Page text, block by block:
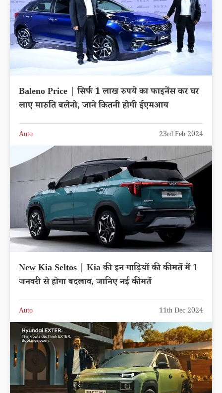
Baleno Price | सिर्फ 1 लाख रुपये का फाइनेंस कर घर
लाए मारुति बलेनो, जाने कितनी होगी ईएमआय
Auto 23rd Feb 2024
New Kia Seltos | Kia की इन गाड़ियों की कीमतें में 1
जनवरी से होगा बदलाव, जानिए नई कीमतें
Auto 11th Dec 2024